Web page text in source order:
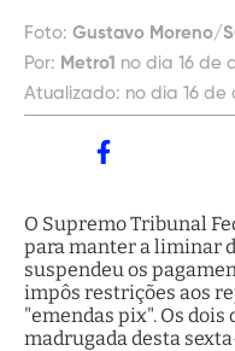
Foto: Gustavo Moreno/
Por: Metro1 no dia 16 de
Atualizado: no dia 16 de
O Supremo Tribunal
para manter a liminar
suspendeu os
impôs restrições aos
"emendas pix". Os dois
madrugada desta